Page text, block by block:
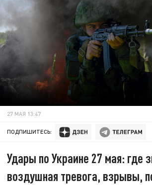
27 МАЯ 13:47
ПОДПИШИТЕСЬ:
Удары по Украине 27 мая: где
воздушная тревога, взрывы,